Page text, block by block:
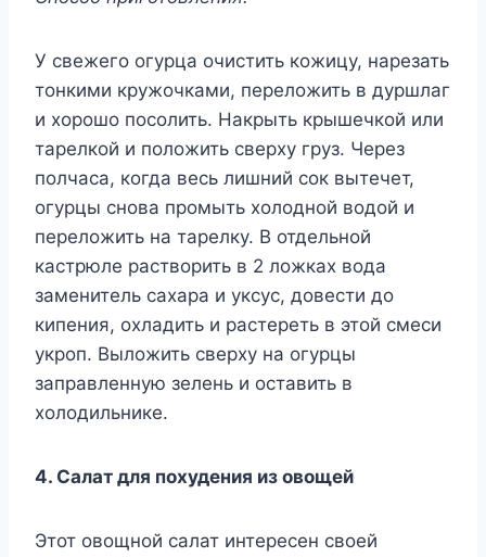
У свежего огурца очистить кожицу, нарезать
тонкими кружочками, переложить в дуршлаг
и хорошо посолить. Накрыть крышечкой или
тарелкой и положить сверху груз. Через
полчаса, когда весь лишний сок вытечет,
огурцы снова промыть холодной водой и
переложить на тарелку. В отдельной
кастрюле растворить в 2 ложках вода
заменитель сахара и уксус, довести до
кипения, охладить и растереть в этой смеси
укроп. Выложить сверху на огурцы
заправленную зелень и оставить в
холодильнике.
4. Салат для похудения из овощей
Этот овощной салат интересен своей